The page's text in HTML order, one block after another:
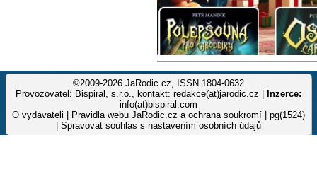
©2009-2026 JaRodic.cz, ISSN 1804-0632
Provozovatel: Bispiral, s.r.o., kontakt: redakce(at)jarodic.cz |
Inzerce:
info(at)bispiral.com
O vydavateli
Pravidla webu JaRodic.cz a ochrana soukromí | pg(1524)
Spravovat souhlas s nastavením osobních údajů